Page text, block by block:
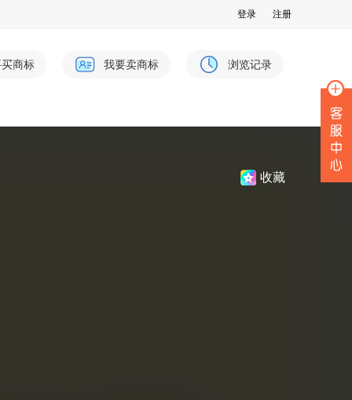
登录 注册
商标 我要卖商标 浏览记录
收藏